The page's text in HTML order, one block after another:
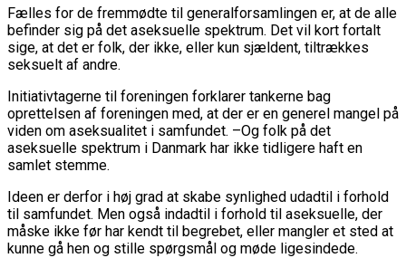
Fælles for de fremmødte til generalforsamlingen er, at de alle
befinder sig på det aseksuelle spektrum. Det vil kort fortalt
sige, at det er folk, der ikke, eller kun sjældent, tiltrækkes
seksuelt af andre.
Initiativtagerne til foreningen forklarer tankerne bag
oprettelsen af foreningen med, at der er en generel mangel på
viden om aseksualitet i samfundet. –Og folk på det
aseksuelle spektrum i Danmark har ikke tidligere haft en
samlet stemme.
Ideen er derfor i høj grad at skabe synlighed udadtil i forhold
til samfundet. Men også indadtil i forhold til aseksuelle, der
måske ikke før har kendt til begrebet, eller mangler et sted at
kunne gå hen og stille spørgsmål og møde ligesindede.